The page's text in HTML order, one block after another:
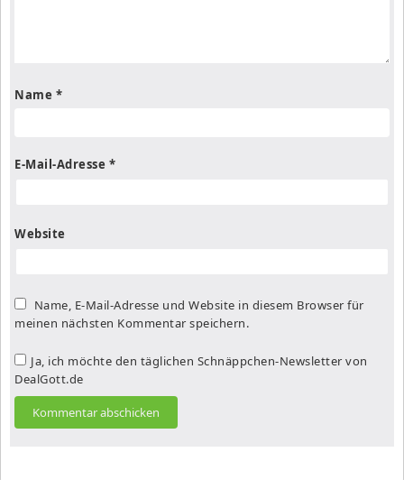
Name *
E-Mail-Adresse *
Website
Name, E-Mail-Adresse und Website in diesem Browser für
meinen nächsten Kommentar speichern.
Ja, ich möchte den täglichen Schnäppchen-Newsletter von
DealGott.de